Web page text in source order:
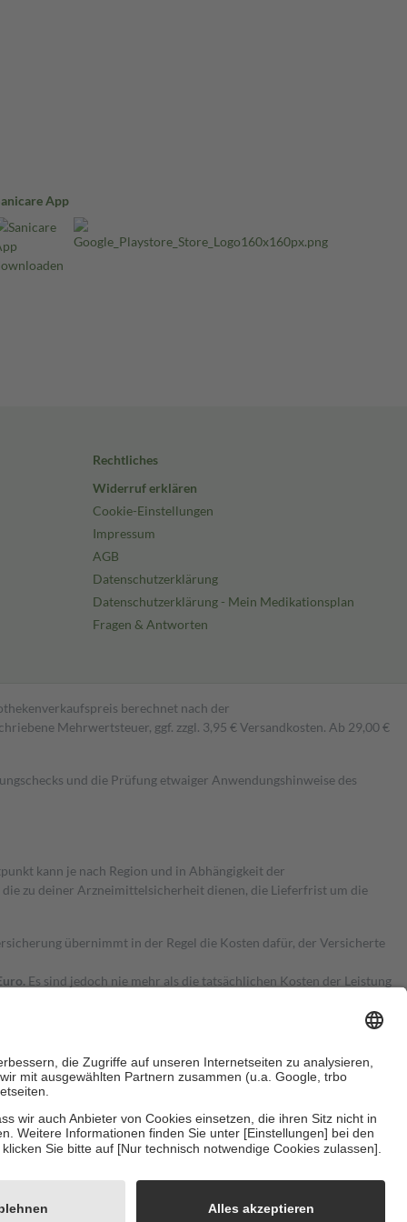
App
Rechtliches
Widerruf erklären
Cookie-Einstellungen
Impressum
AGB
Datenschutzerklärung
Datenschutzerklärung - Mein Medikationsplan
Fragen & Antworten
berechnet nach der
Mehrwertsteuer, ggf. zzgl. 3,95 € Versandkosten. Ab 29,00 €
und die Prüfung etwaiger Anwendungshinweise des
kann je nach Region und in Abhängigkeit der
zu deiner Arzneimittelsicherheit dienen, die Lieferfrist um die
übernimmt in der Regel die Kosten dafür, der Versicherte
Es sind jedoch nie mehr als die tatsächlichen Kosten der Leistung
Zuzahlungen an bei: